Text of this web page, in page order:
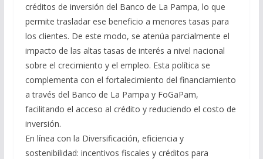
créditos de inversión del Banco de La Pampa, lo que
permite trasladar ese beneficio a menores tasas para
los clientes. De este modo, se atenúa parcialmente el
impacto de las altas tasas de interés a nivel nacional
sobre el crecimiento y el empleo. Esta política se
complementa con el fortalecimiento del financiamiento
a través del Banco de La Pampa y FoGaPam,
facilitando el acceso al crédito y reduciendo el costo de
inversión.
En línea con la Diversificación, eficiencia y
sostenibilidad: incentivos fiscales y créditos para